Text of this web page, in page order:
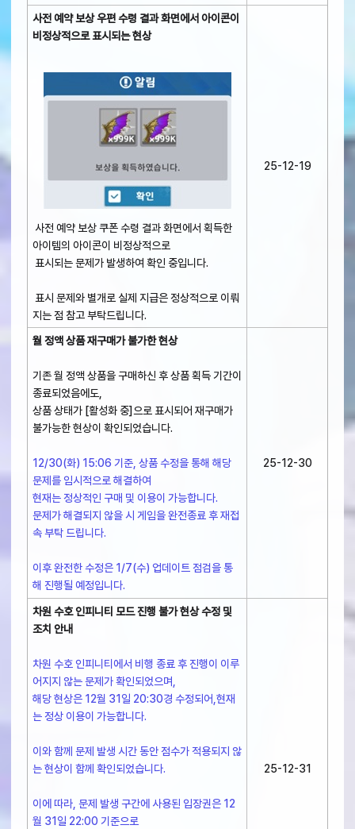
사전 예약 보상 우편 수령 결과 화면에서 아이콘이
비정상적으로 표시되는 현상
사전 예약 보상 쿠폰 수령 결과 화면에서 획득한
아이템의 아이콘이 비정상적으로
표시되는 문제가 발생하여 확인 중입니다.
표시 문제와 별개로 실제 지급은 정상적으로 이뤄
지는 점 참고 부탁드립니다.
25-12-19
월 정액 상품 재구매가 불가한 현상
기존 월 정액 상품을 구매하신 후 상품 획득 기간이
종료되었음에도,
상품 상태가 [활성화 중]으로 표시되어 재구매가
불가능한 현상이 확인되었습니다.
12/30(화) 15:06 기준, 상품 수정을 통해 해당
문제를 임시적으로 해결하여
현재는 정상적인 구매 및 이용이 가능합니다.
문제가 해결되지 않을 시 게임을 완전종료 후 재접
속 부탁 드립니다.
이후 완전한 수정은 1/7(수) 업데이트 점검을 통
해 진행될 예정입니다.
25-12-30
차원 수호 인피니티 모드 진행 불가 현상 수정 및
조치 안내
차원 수호 인피니티에서 비행 종료 후 진행이 이루
어지지 않는 문제가 확인되었으며,
해당 현상은 12월 31일 20:30경 수정되어,현재
는 정상 이용이 가능합니다.
이와 함께 문제 발생 시간 동안 점수가 적용되지 않
는 현상이 함께 확인되었습니다.
이에 따라, 문제 발생 구간에 사용된 입장권은 12
월 31일 22:00 기준으로
25-12-31